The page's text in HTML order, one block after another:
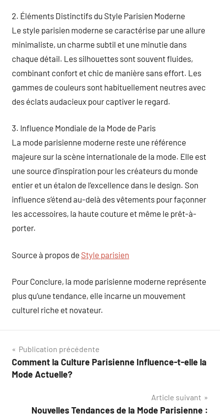
2. Éléments Distinctifs du Style Parisien Moderne
Le style parisien moderne se caractérise par une allure
minimaliste, un charme subtil et une minutie dans
chaque détail. Les silhouettes sont souvent fluides,
combinant confort et chic de manière sans effort. Les
gammes de couleurs sont habituellement neutres avec
des éclats audacieux pour captiver le regard.
3. Influence Mondiale de la Mode de Paris
La mode parisienne moderne reste une référence
majeure sur la scène internationale de la mode. Elle est
une source d’inspiration pour les créateurs du monde
entier et un étalon de l’excellence dans le design. Son
influence s’étend au-delà des vêtements pour façonner
les accessoires, la haute couture et même le prêt-à-
porter.
Source à propos de Style parisien
Pour Conclure, la mode parisienne moderne représente
plus qu’une tendance, elle incarne un mouvement
culturel riche et novateur.
Navigation
de
Publication précédente
Comment la Culture Parisienne Influence-t-elle la
Mode Actuelle?
Article suivant
Nouvelles Tendances de la Mode Parisienne :